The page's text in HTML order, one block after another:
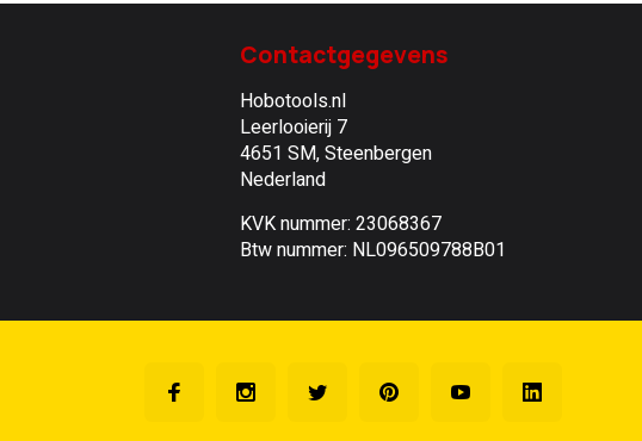
Contactgegevens
Hobotools.nl
Leerlooierij 7
4651 SM, Steenbergen
Nederland
KVK nummer: 23068367
Btw nummer: NL096509788B01